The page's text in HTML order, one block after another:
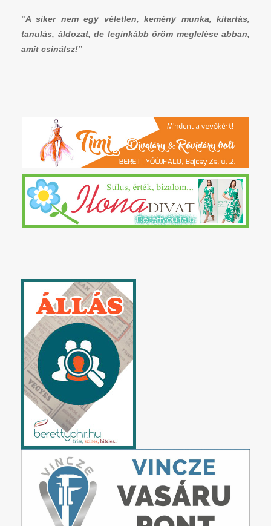
"A siker nem egy véletlen, kemény munka, kitartás,
tanulás, áldozat, de leginkább öröm meglelése abban,
amit csinálsz!”